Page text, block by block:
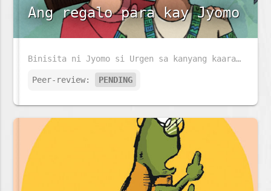
Ang regalo para kay Jyomo
Binisita ni Jyomo si Urgen sa kanyang kaarawan. Siya ay nabighani sa bagay na nasa dingding. Malalaman kaya niya kung anu ito?
Peer-review: PENDING